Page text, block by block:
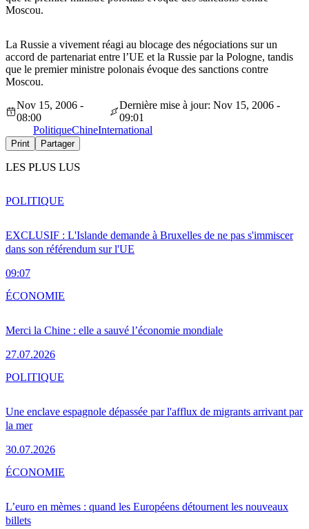
Moscou.
La Russie a vivement réagi au blocage des négociations sur un
accord de partenariat entre l’UE et la Russie par la Pologne, tandis
que le premier ministre polonais évoque des sanctions contre
Moscou.
Nov 15, 2006 -
08:00
Dernière mise à jour: Nov 15, 2006 -
09:01
PolitiqueChineInternational
Print Partager
LES PLUS LUS
EXCLUSIF : L'Islande demande à Bruxelles de ne pas s'immiscer
dans son référendum sur l'UE
09:07
POLITIQUE
Merci la Chine : elle a sauvé l’économie mondiale
27.07.2026
ÉCONOMIE
Une enclave espagnole dépassée par l'afflux de migrants arrivant par
la mer
30.07.2026
POLITIQUE
L’euro en mèmes : quand les Européens détournent les nouveaux
billets
ÉCONOMIE